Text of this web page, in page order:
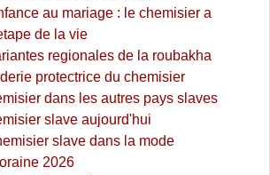
au mariage : le chemisier a
de la vie
regionales de la roubakha
protectrice du chemisier
dans les autres pays slaves
slave aujourd'hui
slave dans la mode
2026